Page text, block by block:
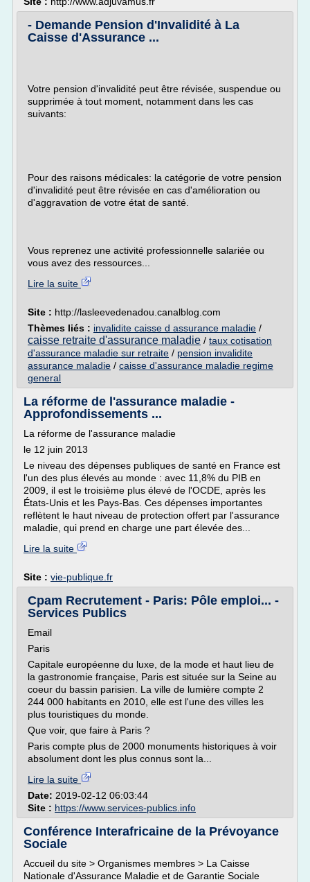
- Demande Pension d'Invalidité à La
Caisse d'Assurance ...
Votre pension d'invalidité peut être révisée, suspendue ou
supprimée à tout moment, notamment dans les cas
suivants:
Pour des raisons médicales: la catégorie de votre pension
d'invalidité peut être révisée en cas d'amélioration ou
d'aggravation de votre état de santé.
Vous reprenez une activité professionnelle salariée ou
vous avez des ressources...
Lire la suite
Site : http://lasleevedenadou.canalblog.com
Thèmes liés : invalidite caisse d assurance maladie /
caisse retraite d'assurance maladie / taux cotisation
d'assurance maladie sur retraite / pension invalidite
assurance maladie / caisse d'assurance maladie regime
general
La réforme de l'assurance maladie -
Approfondissements ...
La réforme de l'assurance maladie
le 12 juin 2013
Le niveau des dépenses publiques de santé en France est
l'un des plus élevés au monde : avec 11,8% du PIB en
2009, il est le troisième plus élevé de l'OCDE, après les
États-Unis et les Pays-Bas. Ces dépenses importantes
reflètent le haut niveau de protection offert par l'assurance
maladie, qui prend en charge une part élevée des...
Lire la suite
Site : vie-publique.fr
Cpam Recrutement - Paris: Pôle emploi... -
Services Publics
Email
Paris
Capitale européenne du luxe, de la mode et haut lieu de
la gastronomie française, Paris est située sur la Seine au
coeur du bassin parisien. La ville de lumière compte 2
244 000 habitants en 2010, elle est l'une des villes les
plus touristiques du monde.
Que voir, que faire à Paris ?
Paris compte plus de 2000 monuments historiques à voir
absolument dont les plus connus sont la...
Lire la suite
Date: 2019-02-12 06:03:44
Site : https://www.services-publics.info
Conférence Interafricaine de la Prévoyance
Sociale
Accueil du site > Organismes membres > La Caisse
Nationale d'Assurance Maladie et de Garantie Sociale